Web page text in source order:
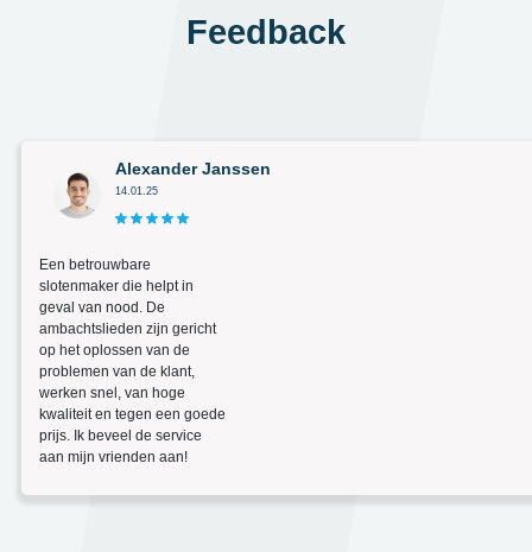
Feedback
Alexander Janssen
14.01.25
Een betrouwbare
slotenmaker die helpt in
geval van nood. De
ambachtslieden zijn gericht
op het oplossen van de
problemen van de klant,
werken snel, van hoge
kwaliteit en tegen een goede
prijs. Ik beveel de service
aan mijn vrienden aan!